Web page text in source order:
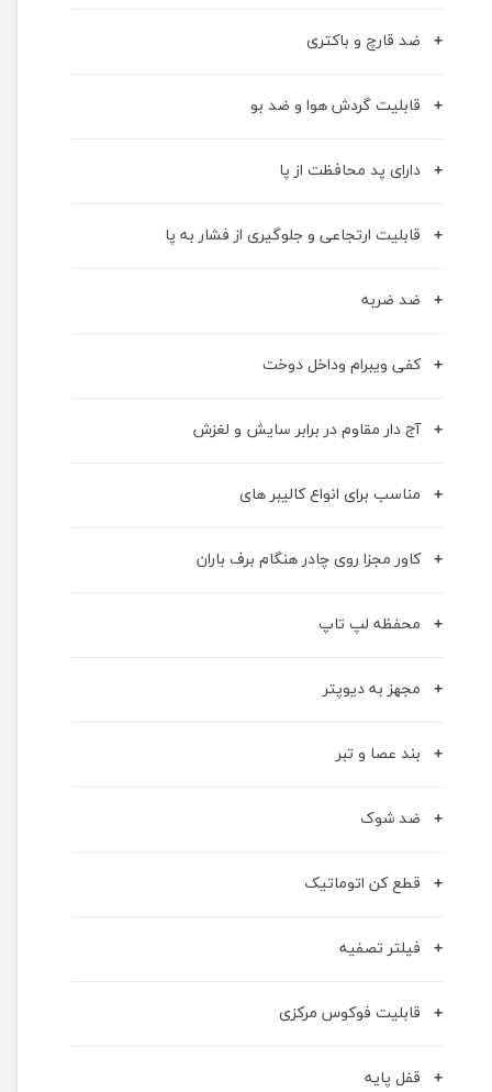
ضد قارچ و باکتری
قابلیت گردش هوا و ضد بو
دارای پد محافظت از پا
قابلیت ارتجاعی و جلوگیری از فشار به پا
ضد ضربه
کفی ویبرام وداخل دوخت
آج دار مقاوم در برابر سایش و لغزش
مناسب برای انواع کالیبر های
کاور مجزا روی چادر هنگام برف باران
محفظه لپ تاپ
مجهز به دیوپتر
بند عصا و تبر
ضد شوک
قطع کن اتوماتیک
فیلتر تصفیه
قابلیت فوکوس مرکزی
قفل پایه